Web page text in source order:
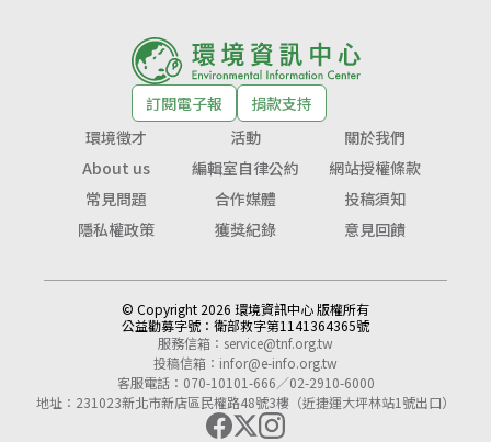
訂閱電子報
捐款支持
環境徵才
活動
關於我們
About us
編輯室自律公約
網站授權條款
常見問題
合作媒體
投稿須知
隱私權政策
獲獎紀錄 意見回饋
© Copyright 2026 環境資訊中心 版權所有
公益勸募字號： 衛部救字第1141364365號
服務信箱： service@tnf.org.tw
投稿信箱： infor@e-info.org.tw
客服電話：070-10101-666／02-2910-6000
地址：231023新北市新店區民權路48號3樓（近捷運大坪林站1號出口）